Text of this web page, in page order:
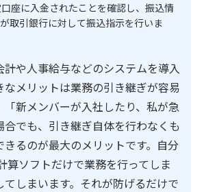
座に入金されたことを確認し、振込情
取引銀行に対して振込指示を行いま
や人事給与などのシステムを導入
なメリットは業務の引き継ぎが容易
「新メンバーが入社したり、私が急
合でも、引き継ぎ自体を行わなくも
きるのが最大のメリットです。自分
算ソフトだけで業務を行ってしま
てしまいます。それが防げるだけで